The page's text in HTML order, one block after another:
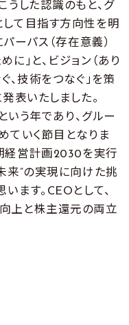
うした認識のもと、グ
して目指す方向性を明
ーパス（存在意義）
に」と、ビジョン（あり
、技術をつなぐ」を策
表いたしました。
いう年であり、グルー
ていく節目となりま
経営計画2030を実行
来”の実現に向けた挑
ます。CEOとして、
上と株主還元の両立